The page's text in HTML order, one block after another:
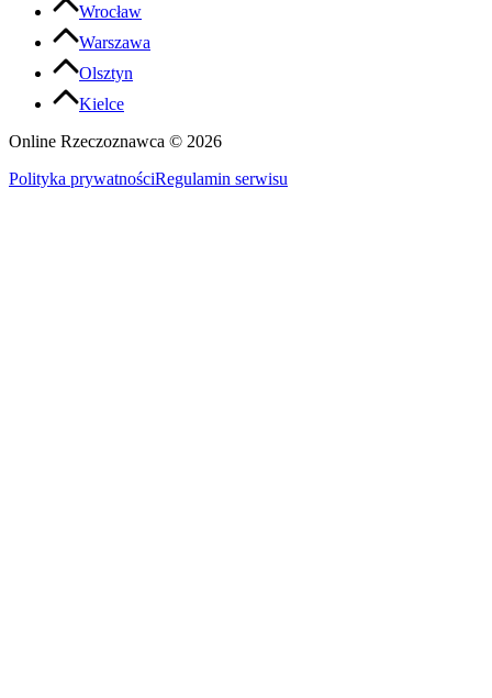
Wrocław
Warszawa
Olsztyn
Kielce
Online Rzeczoznawca © 2026
Polityka prywatnościRegulamin serwisu